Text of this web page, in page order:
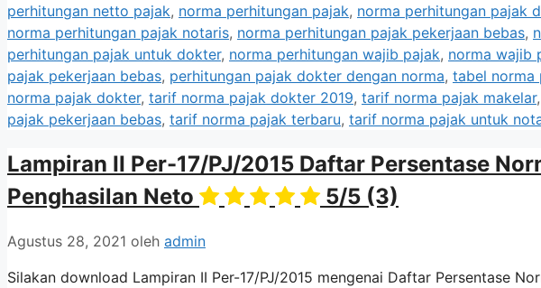
perhitungan netto pajak, norma perhitungan pajak, norma perhitungan pajak
norma perhitungan pajak notaris, norma perhitungan pajak pekerjaan bebas,
perhitungan pajak untuk dokter, norma perhitungan wajib pajak, norma wajib
pajak pekerjaan bebas, perhitungan pajak dokter dengan norma, tabel norma
norma pajak dokter, tarif norma pajak dokter 2019, tarif norma pajak makelar,
pajak pekerjaan bebas, tarif norma pajak terbaru, tarif norma pajak untuk
Lampiran II Per-17/PJ/2015 Daftar Persentase
Penghasilan Neto
5/5 (3)
Agustus 28, 2021 oleh admin
Silakan download Lampiran II Per-17/PJ/2015 mengenai Daftar Persentase